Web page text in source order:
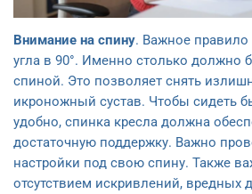
Внимание на спину. Важное
угла в 90°. Именно столько должно
спиной. Это позволяет снять
икроножный сустав. Чтобы сидеть
удобно, спинка кресла должна
достаточную поддержку. Важно
настройки под свою спину. Также
отсутствием искривлений, вредных